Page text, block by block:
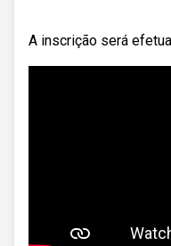
A inscrição será